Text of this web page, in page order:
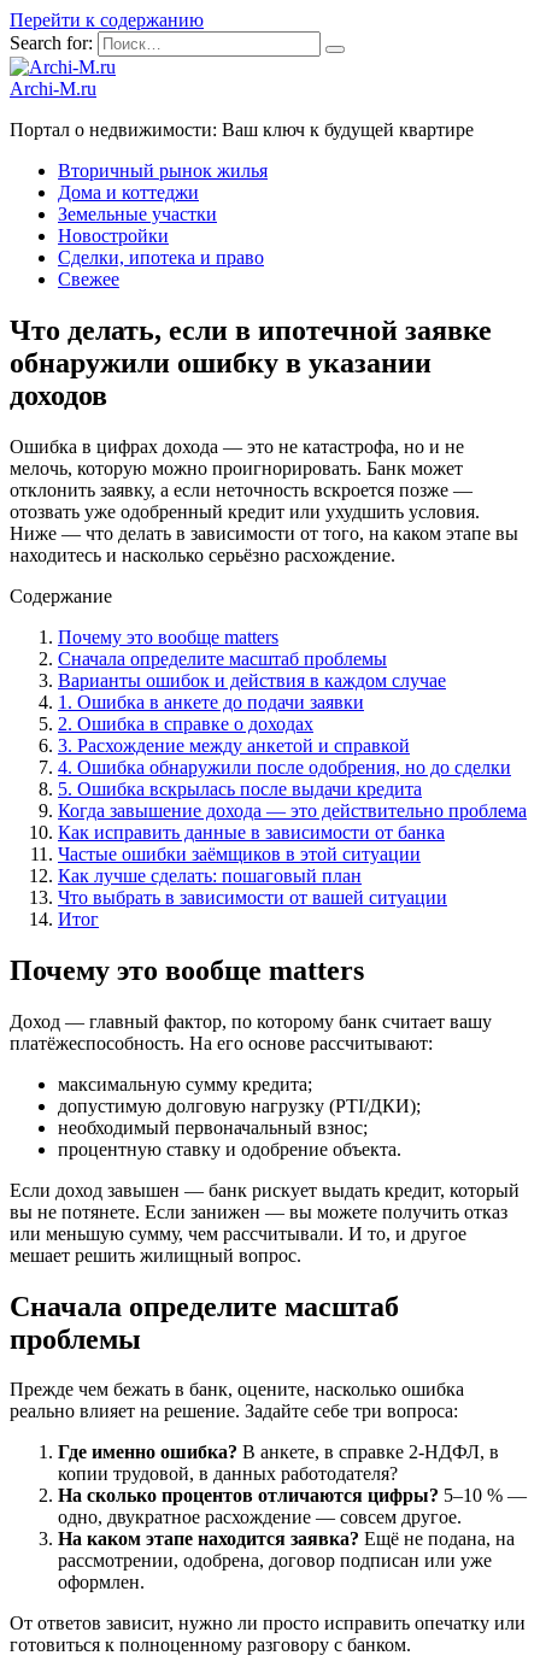
Перейти к содержанию
Search for:
Archi-M.ru
Портал о недвижимости: Ваш ключ к будущей квартире
Вторичный рынок жилья
Дома и коттеджи
Земельные участки
Новостройки
Сделки, ипотека и право
Свежее
Что делать, если в ипотечной заявке
обнаружили ошибку в указании
доходов
Ошибка в цифрах дохода — это не катастрофа, но и не
мелочь, которую можно проигнорировать. Банк может
отклонить заявку, а если неточность вскроется позже —
отозвать уже одобренный кредит или ухудшить условия.
Ниже — что делать в зависимости от того, на каком этапе вы
находитесь и насколько серьёзно расхождение.
Содержание
Почему это вообще matters
Сначала определите масштаб проблемы
Варианты ошибок и действия в каждом случае
1. Ошибка в анкете до подачи заявки
2. Ошибка в справке о доходах
3. Расхождение между анкетой и справкой
4. Ошибка обнаружили после одобрения, но до сделки
5. Ошибка вскрылась после выдачи кредита
Когда завышение дохода — это действительно проблема
Как исправить данные в зависимости от банка
Частые ошибки заёмщиков в этой ситуации
Как лучше сделать: пошаговый план
Что выбрать в зависимости от вашей ситуации
Итог
Почему это вообще matters
Доход — главный фактор, по которому банк считает вашу
платёжеспособность. На его основе рассчитывают:
максимальную сумму кредита;
допустимую долговую нагрузку (PTI/ДКИ);
необходимый первоначальный взнос;
процентную ставку и одобрение объекта.
Если доход завышен — банк рискует выдать кредит, который
вы не потянете. Если занижен — вы можете получить отказ
или меньшую сумму, чем рассчитывали. И то, и другое
мешает решить жилищный вопрос.
Сначала определите масштаб
проблемы
Прежде чем бежать в банк, оцените, насколько ошибка
реально влияет на решение. Задайте себе три вопроса:
Где именно ошибка? В анкете, в справке 2-НДФЛ, в
копии трудовой, в данных работодателя?
На сколько процентов отличаются цифры? 5–10 % —
одно, двукратное расхождение — совсем другое.
На каком этапе находится заявка? Ещё не подана, на
рассмотрении, одобрена, договор подписан или уже
оформлен.
От ответов зависит, нужно ли просто исправить опечатку или
готовиться к полноценному разговору с банком.